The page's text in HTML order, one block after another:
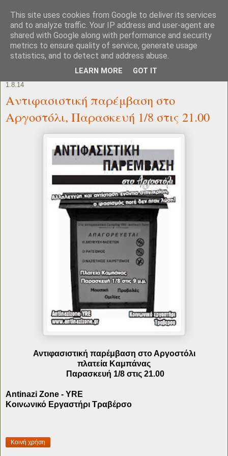
1.8.14
Αντιφασιστική παρέμβαση στο
Αργοστόλι, Παρασκευή 1/8 στις 21.00
Αντιφασιστική παρέμβαση στο Αργοστόλι
πλατεία Καμπάνας
Παρασκευή 1/8 στις 21.00
Antinazi Zone - YRE
Κοινωνικό Εργαστήρι Τραβέρσο
Κοινή χρήση
This site uses cookies from Google to deliver its services
and to analyze traffic. Your IP address and user-agent are
shared with Google along with performance and security
metrics to ensure quality of service, generate usage
statistics, and to detect and address abuse.
LEARN MORE GOT IT